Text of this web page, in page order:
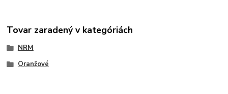
Tovar zaradený v kategóriách
NRM
Oranžové